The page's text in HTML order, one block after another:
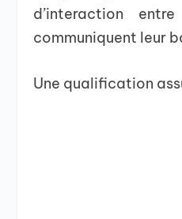
d’interaction
communiquent leur
Une qualification